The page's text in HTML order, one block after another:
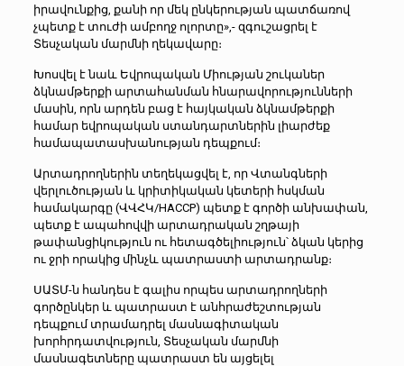
իրավունքից, քանի որ մեկ ընկերության պատճառով
չպետք է տուժի ամբողջ ոլորտը»,- զգուշացրել է
Տեսչական մարմնի ղեկավարը։
Խոսվել է նաև Եվրոպական Միության շուկաներ
ձկնամթերքի արտահանման հնարավորությունների
մասին, որն արդեն բաց է հայկական ձկնամթերքի
համար եվրոպական ստանդարտներին լիարժեք
համապատասխանության դեպքում։
Արտադրողներին տեղեկացվել է, որ Վտանգների
վերլուծության և կրիտիկական կետերի հսկման
համակարգը (ՎՎՀԿ/HACCP) պետք է գործի անխափան,
պետք է ապահովվի արտադրական շղթայի
թափանցիկություն ու հետագծելիություն՝ ձկան կերից
ու ջրի որակից մինչև պատրաստի արտադրանք։
ՍԱՏՄ-ն հանդես է գալիս որպես արտադրողների
գործընկեր և պատրաստ է անհրաժեշտության
դեպքում տրամադրել մասնագիտական
խորհրդատվություն, Տեսչական մարմնի
մասնագետները պատրաստ են այցելել